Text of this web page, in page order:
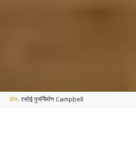
होम›रसोई पुनर्निर्माण Campbell